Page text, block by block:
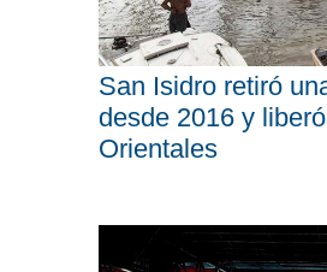
San Isidro retiró
desde 2016 y
Orientales